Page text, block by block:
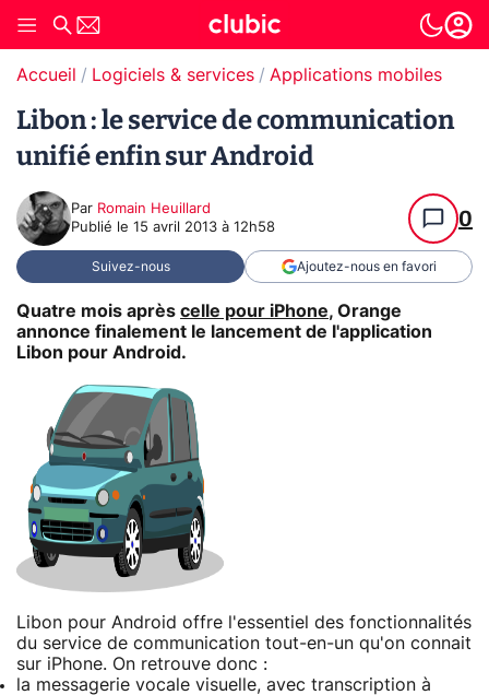
Accueil Logiciels & services Applications mobiles
Libon : le service de communication
unifié enfin sur Android
Par Romain Heuillard
Publié le 15 avril 2013 à 12h58 0
Suivez-nous Ajoutez-nous en favori
Quatre mois après celle pour iPhone, Orange
annonce finalement le lancement de l'application
Libon pour Android.
Libon pour Android offre l'essentiel des fonctionnalités
du service de communication tout-en-un qu'on connait
sur iPhone. On retrouve donc :
la messagerie vocale visuelle, avec transcription à